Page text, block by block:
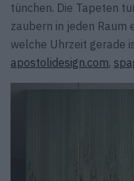
tünchen. Die Tapeten
zaubern in jeden Raum
welche Uhrzeit gerade
apostolidesign.com,